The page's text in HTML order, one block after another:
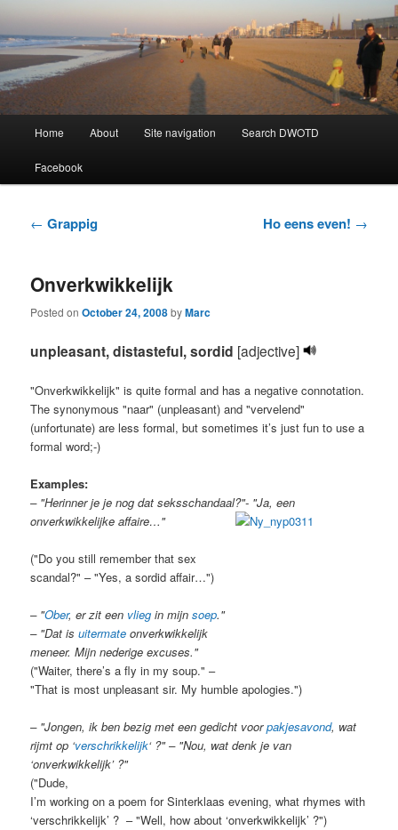
Dutch Word of the Day
Skip
to
Skip
to
Home About Site navigation Search DWOTD
Facebook
Post
navigation
← Grappig Ho eens even! →
Onverkwikkelijk
Posted onOctober 24, 2008byMarc
unpleasant, distasteful, sordid [adjective]
"Onverkwikkelijk" is quite formal and has a negative connotation.
The synonymous "naar" (unpleasant) and "vervelend"
(unfortunate) are less formal, but sometimes it’s just fun to use a
formal word;-)
Examples:
– "Herinner je je nog dat seksschandaal?"- "Ja, een
onverkwikkelijke affaire…"
("Do you still remember that sex
scandal?" – "Yes, a sordid affair…")
– "Ober, er zit een vlieg in mijnsoep."
– "Dat isuitermate onverkwikkelijk
meneer. Mijn nederige excuses."
("Waiter, there’s a fly in my soup." –
"That is most unpleasant sir. My humble apologies.")
– "Jongen, ik ben bezig met een gedicht voorpakjesavond, wat
rijmt op ‘verschrikkelijk‘ ?" – "Nou, wat denk je van
‘onverkwikkelijk’ ?"
("Dude,
I’m working on a poem for Sinterklaas evening, what rhymes with
‘verschrikkelijk’ ? – "Well, how about ‘onverkwikkelijk’ ?")